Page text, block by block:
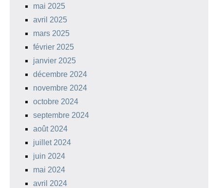
mai 2025
avril 2025
mars 2025
février 2025
janvier 2025
décembre 2024
novembre 2024
octobre 2024
septembre 2024
août 2024
juillet 2024
juin 2024
mai 2024
avril 2024